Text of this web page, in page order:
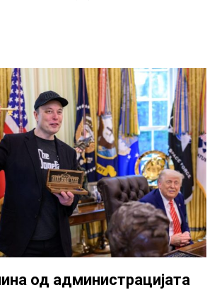
од администрацијата